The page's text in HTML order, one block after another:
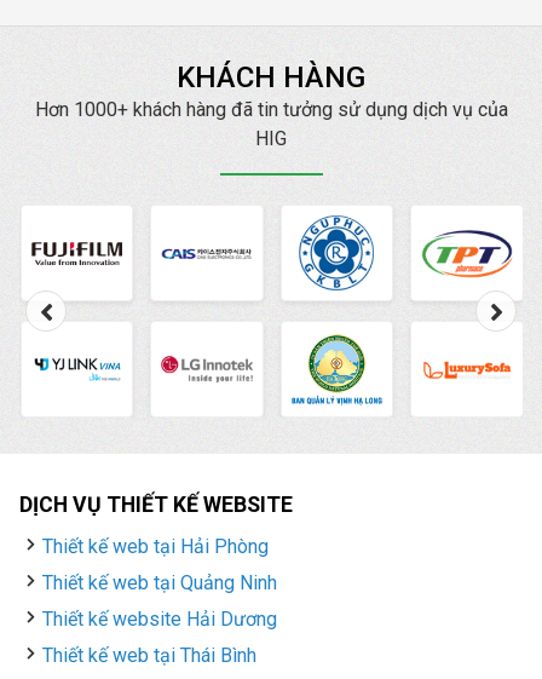
KHÁCH HÀNG
Hơn 1000+ khách hàng đã tin tưởng sử dụng dịch vụ của
HIG
DỊCH VỤ THIẾT KẾ WEBSITE
Thiết kế web tại Hải Phòng
Thiết kế web tại Quảng Ninh
Thiết kế website Hải Dương
Thiết kế web tại Thái Bình